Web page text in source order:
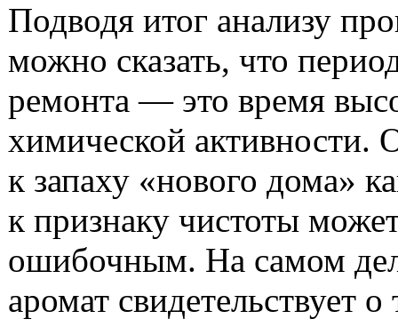
Подводя итог анализу
можно сказать, что
ремонта — это время
химической активности.
к запаху «нового дома»
к признаку чистоты
ошибочным. На самом
аромат свидетельствует